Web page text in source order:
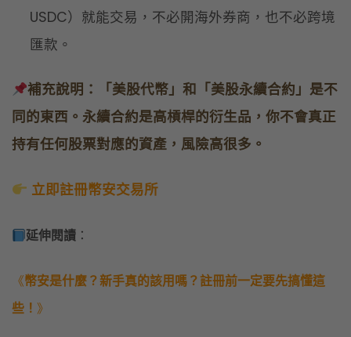
USDC）就能交易，不必開海外券商，也不必跨境
匯款。
補充說明：「美股代幣」和「美股永續合約」是不
同的東西。永續合約是高槓桿的衍生品，你不會真正
持有任何股票對應的資產，風險高很多。
立即註冊幣安交易所
延伸閱讀 ：
《幣安是什麼？新手真的該用嗎？註冊前一定要先搞懂這
些！ 》